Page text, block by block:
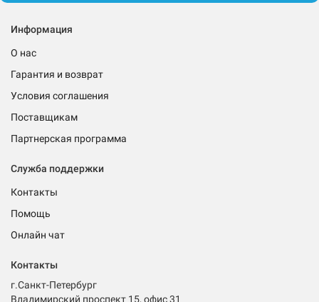
Информация
О нас
Гарантия и возврат
Условия соглашения
Поставщикам
Партнерская программа
Служба поддержки
Контакты
Помощь
Онлайн чат
Контакты
г.Санкт-Петербург
Владимирский проспект 15, офис 31